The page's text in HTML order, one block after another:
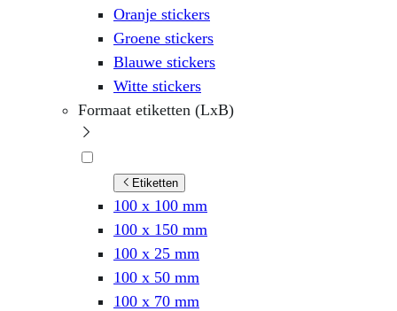
Oranje stickers
Groene stickers
Blauwe stickers
Witte stickers
Formaat etiketten (LxB)
Etiketten
100 x 100 mm
100 x 150 mm
100 x 25 mm
100 x 50 mm
100 x 70 mm